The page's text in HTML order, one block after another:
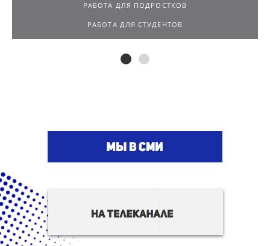
РАБОТА ДЛЯ ПОДРОСТКОВ
РАБОТА ДЛЯ СТУДЕНТОВ